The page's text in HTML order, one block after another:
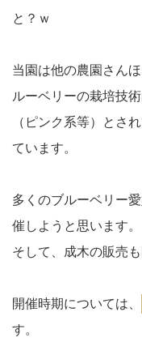
と？ｗ
当園は他の農園さん
ルーベリーの栽培技
（ピンク系等）とさ
ています。
多くのブルーベリー
催しようと思います。
そして、成木の販売
開催時期については、
す。